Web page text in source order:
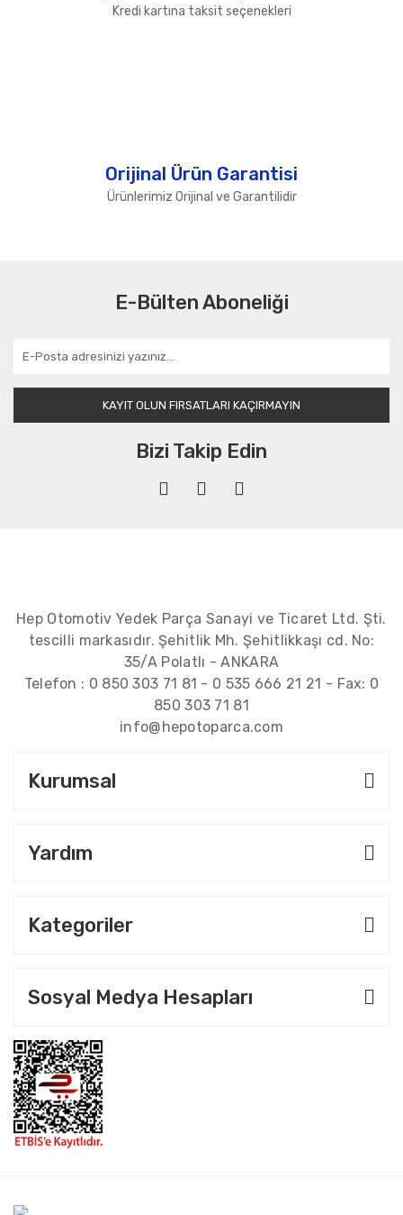
Kredi kartına taksit seçenekleri
Orijinal Ürün Garantisi
Ürünlerimiz Orijinal ve Garantilidir
E-Bülten Aboneliği
KAYIT OLUN FIRSATLARI KAÇIRMAYIN
Bizi Takip Edin
Hep Otomotiv Yedek Parça Sanayi ve Ticaret Ltd. Şti.
tescilli markasıdır. Şehitlik Mh. Şehitlikkaşı cd. No:
35/A Polatlı - ANKARA
Telefon : 0 850 303 71 81 - 0 535 666 21 21 - Fax: 0
850 303 71 81
info@hepotoparca.com
Kurumsal
Yardım
Kategoriler
Sosyal Medya Hesapları